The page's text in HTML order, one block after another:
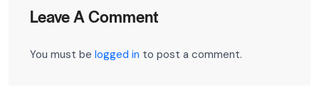
Leave A Comment
You must be logged in to post a comment.